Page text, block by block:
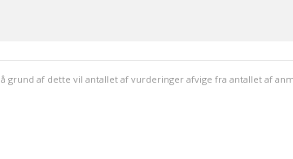
af dette vil antallet af vurderinger afvige fra antallet af